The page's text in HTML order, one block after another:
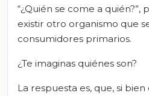
“¿Quién se come a
existir otro organismo que
consumidores primarios.
¿Te imaginas quiénes son?
La respuesta es, que, si